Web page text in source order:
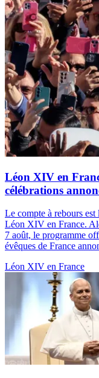
Léon XIV en
célébrations
Le compte à rebours
Léon XIV en France.
7 août, le programme
évêques de France
Léon XIV en France